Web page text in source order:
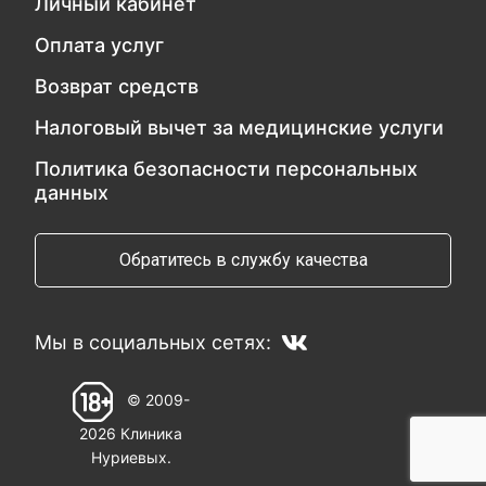
Оплата услуг
Возврат средств
Налоговый вычет за медицинские услуги
Политика безопасности персональных
данных
Обратитесь в службу качества
Мы в социальных сетях:
© 2009-
2026 Клиника
Нуриевых.